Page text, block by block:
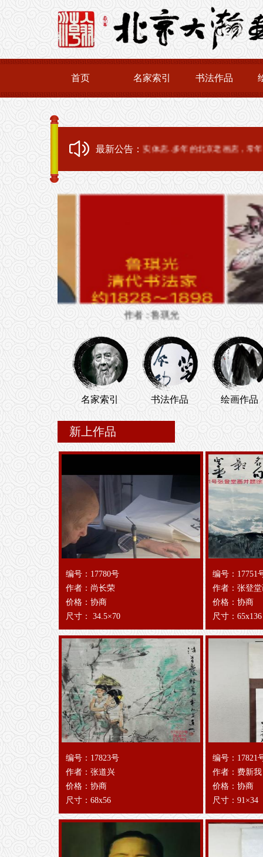
首页 名家索引 书法作品
最新公告：
画廊.有实体店..多年的北京老画店，常年收
作者：鲁琪光 作者：李苦
名家索引 书法作品 绘画作品
新上作品
编号：17780号
作者：尚长荣
价格：协商
尺寸： 34.5×70
编号：17751
作者：张登
价格：协商
尺寸：65x136
编号：17823号
作者：张道兴
价格：协商
尺寸：68x56
编号：17821
作者：费新我
价格：协商
尺寸：91×34